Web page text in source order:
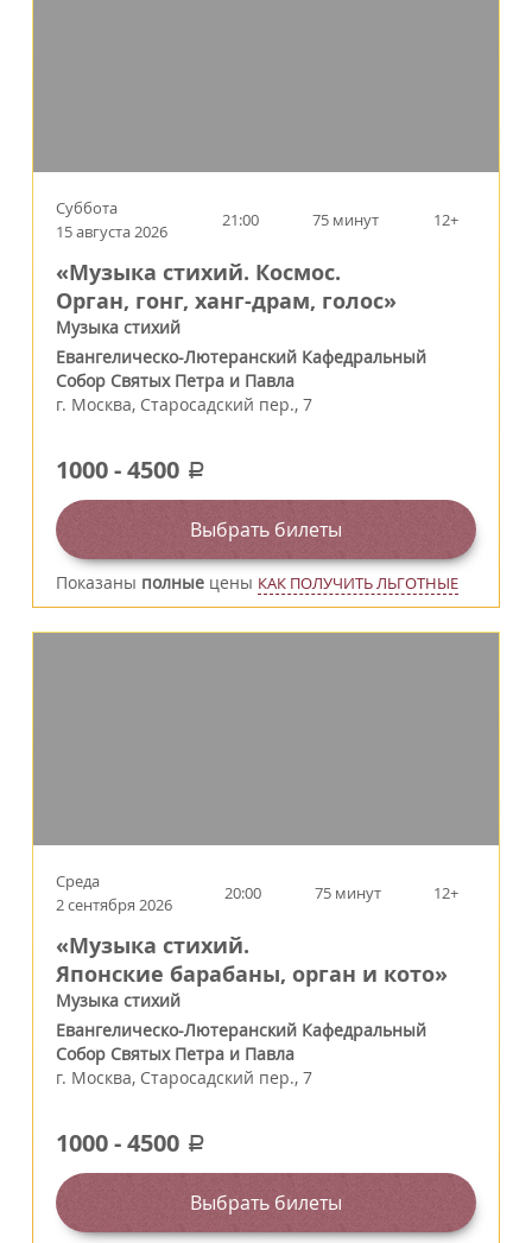
Суббота
15 августа 2026
21:00 75 минут 12+
«Музыка стихий. Космос.
Орган, гонг, ханг-драм, голос»
Музыка стихий
Евангелическо-Лютеранский Кафедральный
Собор Святых Петра и Павла
г. Москва, Старосадский пер., 7
1000-4500 a
Выбрать билеты
Показаны полные цены КАК ПОЛУЧИТЬ ЛЬГОТНЫЕ
Среда
2 сентября 2026
20:00 75 минут 12+
«Музыка стихий.
Японские барабаны, орган и кото»
Музыка стихий
Евангелическо-Лютеранский Кафедральный
Собор Святых Петра и Павла
г. Москва, Старосадский пер., 7
1000-4500 a
Выбрать билеты